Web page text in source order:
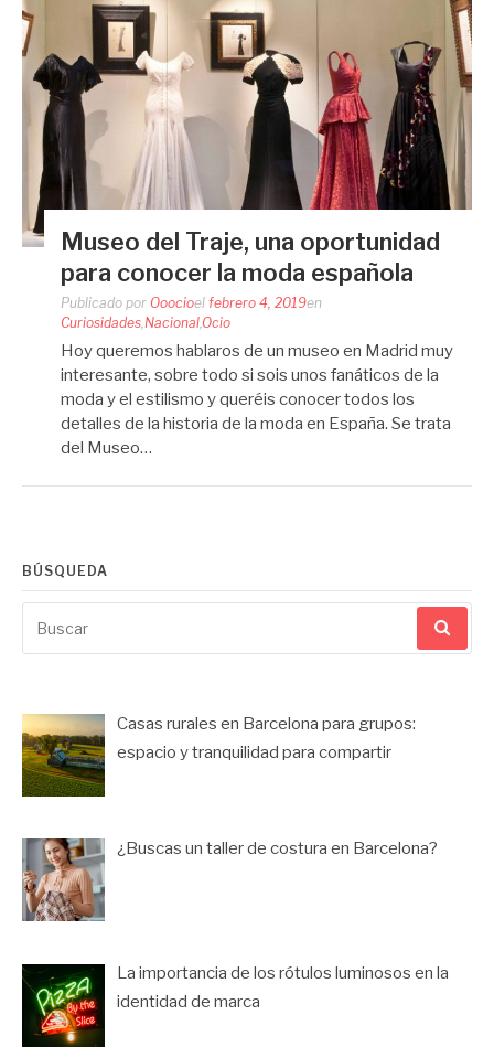
Museo del Traje, una oportunidad
para conocer la moda española
Publicado por Ooocioel febrero 4, 2019en
Curiosidades,Nacional,Ocio
Hoy queremos hablaros de un museo en Madrid muy
interesante, sobre todo si sois unos fanáticos de la
moda y el estilismo y queréis conocer todos los
detalles de la historia de la moda en España. Se trata
del Museo…
BÚSQUEDA
por:
Casas rurales en Barcelona para grupos:
espacio y tranquilidad para compartir
¿Buscas un taller de costura en Barcelona?
La importancia de los rótulos luminosos en la
identidad de marca